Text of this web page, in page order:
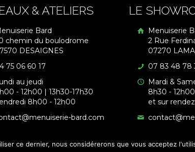
& ATELIERS
Bard
chemin du boulodrome
DESAIGNES
75 06 60 17
au jeudi
- 12h00 | 13h30-17h30
8h00 - 12h00
bard.com
LE
Menuiserie
2 Rue
07270
07 83 48 78
Mardi &
8h30 - 12h00
et sur
|RGPD
ce dernier, nous considérerons que vous acceptez